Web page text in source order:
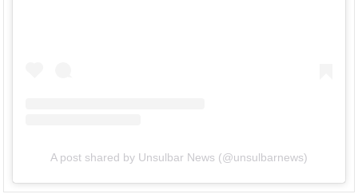
A post shared by Unsulbar News (@unsulbarnews)